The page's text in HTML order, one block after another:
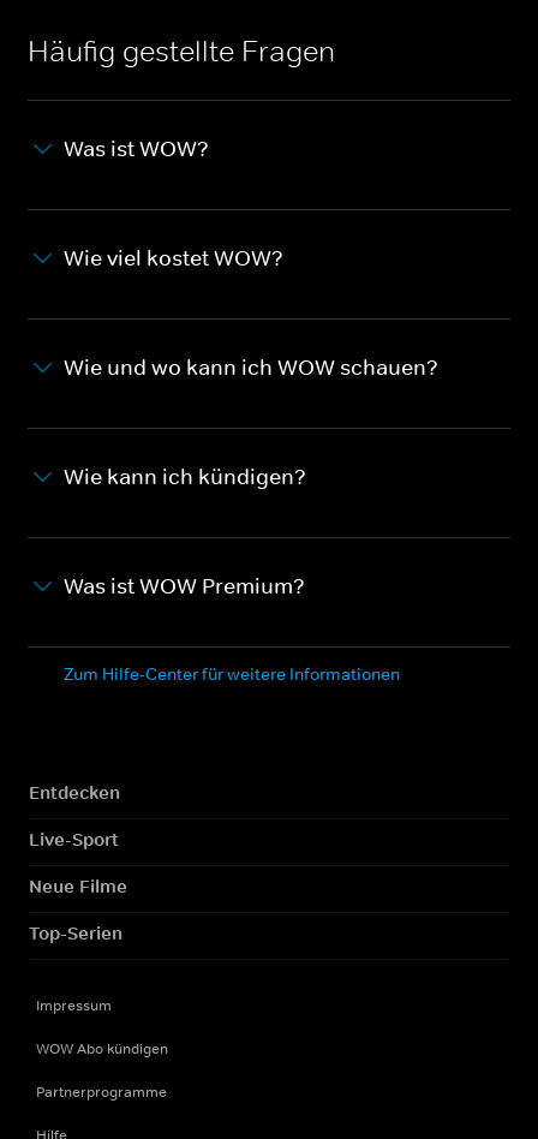
Häufig gestellte Fragen
Was ist WOW?
Wie viel kostet WOW?
Wie und wo kann ich WOW schauen?
Wie kann ich kündigen?
Was ist WOW Premium?
Zum Hilfe-Center für weitere Informationen
Entdecken
Live-Sport
Neue Filme
Top-Serien
Impressum
WOW Abo kündigen
Partnerprogramme